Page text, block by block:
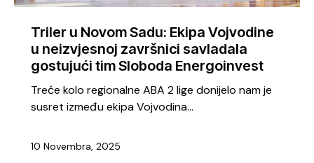
Triler u Novom Sadu: Ekipa Vojvodine
u neizvjesnoj završnici savladala
gostujući tim Sloboda Energoinvest
Treće kolo regionalne ABA 2 lige donijelo nam je
susret između ekipa Vojvodina…
10 Novembra, 2025